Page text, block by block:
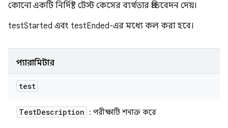
কোনো একটি নির্দিষ্ট টেস্ট কেসের ব্যর্থতার প্রতিবেদন দেয়।
testStarted এবং testEnded-এর মধ্যে কল করা হবে।
প্যারামিটার
test
TestDescription : পরীক্ষাটি শনাক্ত করে